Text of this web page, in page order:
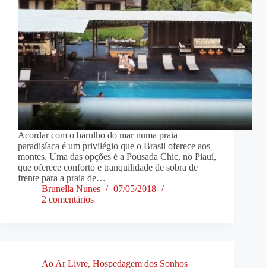
Acordar com o barulho do mar numa praia
paradisíaca é um privilégio que o Brasil oferece aos
montes. Uma das opções é a Pousada Chic, no Piauí,
que oferece conforto e tranquilidade de sobra de
frente para a praia de…
Brunella Nunes
07/05/2018
2 comentários
Ao Ar Livre, Hospedagem dos Sonhos